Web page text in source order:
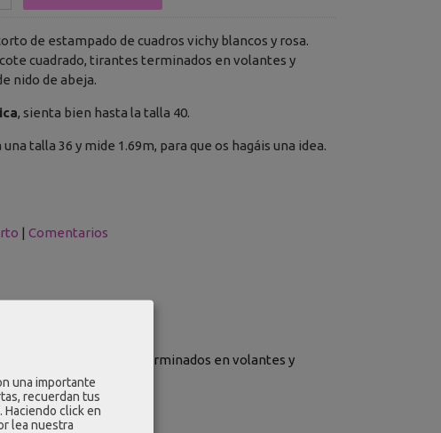
de estampado de cuadros vichy blancos y rosa.
cuadrado, tirantes terminados en volantes y
nido de abeja.
, sienta bien hasta la talla 40.
una talla 36 y mide 1.69m, para que os hagáis una idea.
| Comentarios
cuadrado, tirantes terminados en volantes y
una importante
recuerdan tus
Haciendo click en
lea nuestra